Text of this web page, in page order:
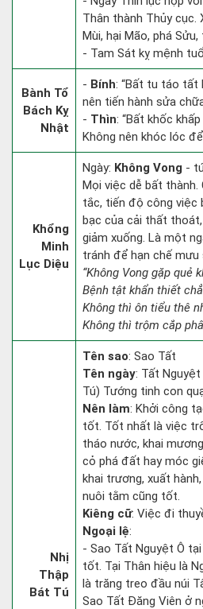
Thân thành Thủy cục.
Mùi, hại Mão, phá
- Tam Sát kỵ mệnh
Bành Tổ
Bách Kỵ
Nhật
- Bính: “Bất tu táo tất
nên tiến hành sửa
- Thìn: “Bất khốc
Không nên khóc lóc
Khổng
Minh
Lục Diệu
Ngày: Không Vong -
Mọi việc dễ bất
tắc, tiến độ công việc
bạc của cải thất
giảm xuống. Là một
tránh để hạn chế mưu
“Không Vong gặp quẻ
Bệnh tật khẩn thiết
Không thì ôn tiểu thê
Không thì trộm cắp
Nhị
Thập
Bát Tú
Tên sao: Sao Tất
Tên ngày: Tất
Tú) Tướng tinh con
Nên làm: Khởi công
tốt. Tốt nhất là việc
tháo nước, khai
cỏ phá đất hay móc
khai trương, xuất
nuôi tằm cũng tốt.
Kiêng cữ: Việc đi
Ngoại lệ:
- Sao Tất Nguyệt Ô
tốt. Tại Thân hiệu là
là trăng treo đầu núi
Sao Tất Đăng Viên ở